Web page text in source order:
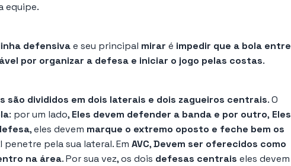
equipe.
defensivae seu principal mirar é impedir que a bola entre
por organizar a defesa e iniciar o jogo pelas costas.
são divididos em dois laterais e dois zagueiros centrais. O
: por um lado, Eles devem defender a banda e por outro, Eles
, eles devem marque o extremo oposto e feche bem os
pela sua lateral. Em AVC,Devem ser oferecidos como
na área. Por sua vez, os dois defesas centrais eles devem